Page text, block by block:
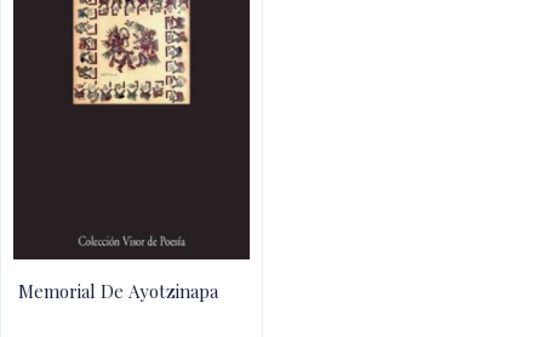
Memorial De Ayotzinapa